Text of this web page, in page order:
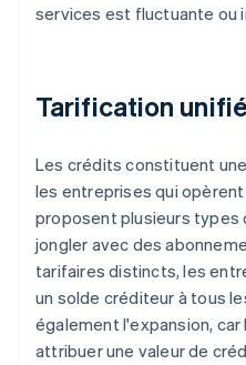
services est fluctuante ou
Tarification
Les crédits constituent
les entreprises qui
proposent plusieurs types
jongler avec des
tarifaires distincts, les
un solde créditeur à tous
également l'expansion,
attribuer une valeur de